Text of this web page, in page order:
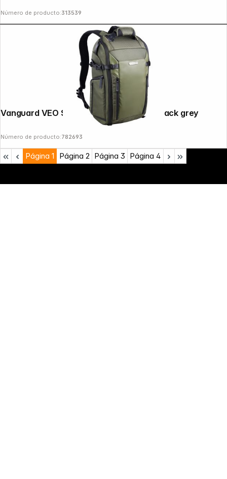
Número de producto:313539
Vanguard VEO SELECT 45BFM GR Backpack grey
Número de producto:782693
Página 1 Página 2 Página 3 Página 4